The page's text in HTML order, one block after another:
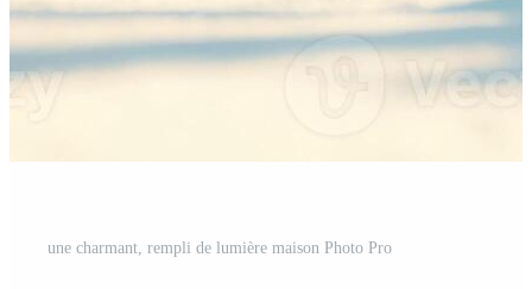
une charmant, rempli de lumière maison Photo Pro